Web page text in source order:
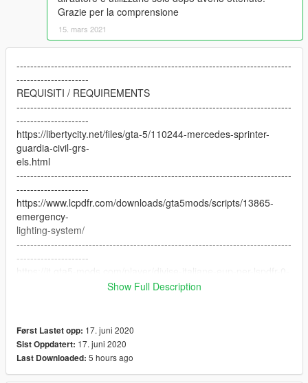
Grazie per la comprensione
15. mars 2021
--------------------------------------------------------------------------------
---------------------
REQUISITI / REQUIREMENTS
--------------------------------------------------------------------------------
---------------------
https://libertycity.net/files/gta-5/110244-mercedes-sprinter-
guardia-civil-grs-
els.html
--------------------------------------------------------------------------------
---------------------
https://www.lcpdfr.com/downloads/gta5mods/scripts/13865-
emergency-
lighting-system/
--------------------------------------------------------------------------------
---------------------
--------------------------------------------------------------------------------
---------------------
INSTALLAZIONE / INSTALLATION
--------------------------------------------------------------------------------
Show Full Description
Først Lastet opp: 17. juni 2020
Sist Oppdatert: 17. juni 2020
Last Downloaded: 5 hours ago